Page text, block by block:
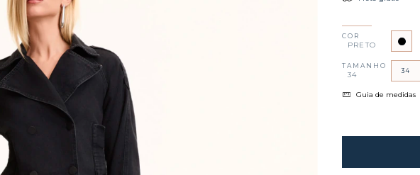
COR
PRETO
TAMANHO
34 34
Guia de medidas